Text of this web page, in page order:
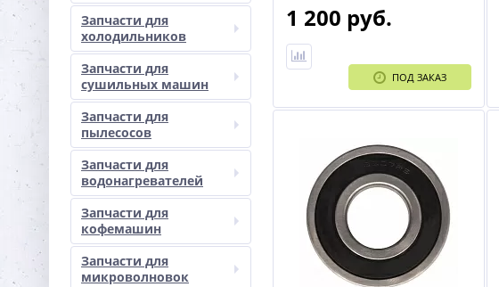
Запчасти для
холодильников
Запчасти для
сушильных машин
Запчасти для
пылесосов
Запчасти для
водонагревателей
Запчасти для
кофемашин
Запчасти для
микроволновок
1 200 руб.
ПОД ЗАКАЗ